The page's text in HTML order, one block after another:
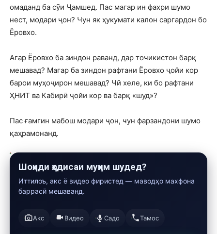
омаданд ба сӯи Ҷамшед. Пас магар ин фахри шумо
нест, модари ҷон? Чун як ҳукумати калон саргардон бо
Ёровхо.
Агар Ёровхо ба зиндон раванд, дар точикистон барқ
мешавад? Магар ба зиндон рафтани Ёровхо ҷойи кор
барои муҳоҷирон мешавад? Чӣ хеле, ки бо рафтани
ҲНИТ ва Кабирӣ ҷойи кор ва барқ «шуд»?
Пас ғамгин мабош модари ҷон, чун фарзандони шумо
қаҳрамонанд.
Шоҳиди ҳодисаи муҳим шудед?
Иттилоъ, акс ё видео фиристед — маводҳо махфона
баррасӣ мешаванд.
Акс Видео Садо Тамос